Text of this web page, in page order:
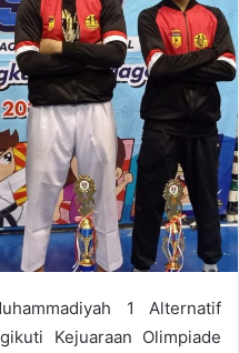
1 Alternatif
Kejuaraan Olimpiade